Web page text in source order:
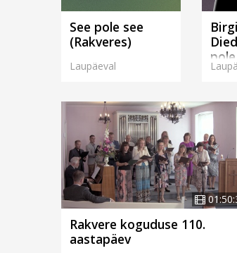
See pole see
(Rakveres)
Laupäeval
Rakvere koguduse 110.
aastapäev